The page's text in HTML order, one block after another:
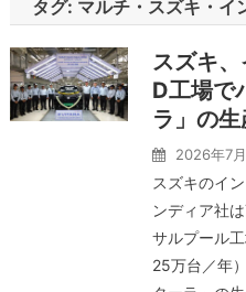
タグ: マルチ・スズキ・イ
スズキ
D工場で
ラ」の
2026年7
スズキのイ
ンディア社
サルプール
25万台／年